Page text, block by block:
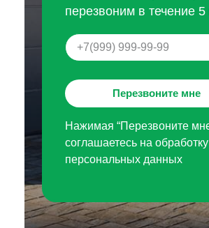
перезвоним в течение 5
Перезвоните мне
Нажимая “Перезвоните
соглашаетесь на обработку
персональных данных